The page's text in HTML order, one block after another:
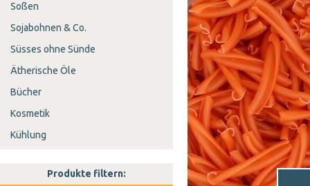
Soßen
Sojabohnen & Co.
Süsses ohne Sünde
Ätherische Öle
Bücher
Kosmetik
Kühlung
Produkte filtern: